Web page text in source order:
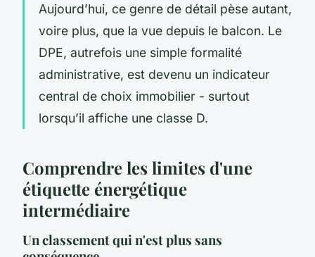
Aujourd’hui, ce genre de détail pèse autant,
voire plus, que la vue depuis le balcon. Le
DPE, autrefois une simple formalité
administrative, est devenu un indicateur
central de choix immobilier - surtout
lorsqu’il affiche une classe D.
Comprendre les limites d'une
étiquette énergétique
intermédiaire
Un classement qui n'est plus sans